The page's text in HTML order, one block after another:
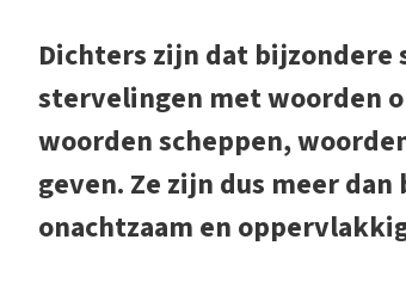
Dichters zijn dat bijzondere
stervelingen met woorden
woorden scheppen,
geven. Ze zijn dus meer
onachtzaam en